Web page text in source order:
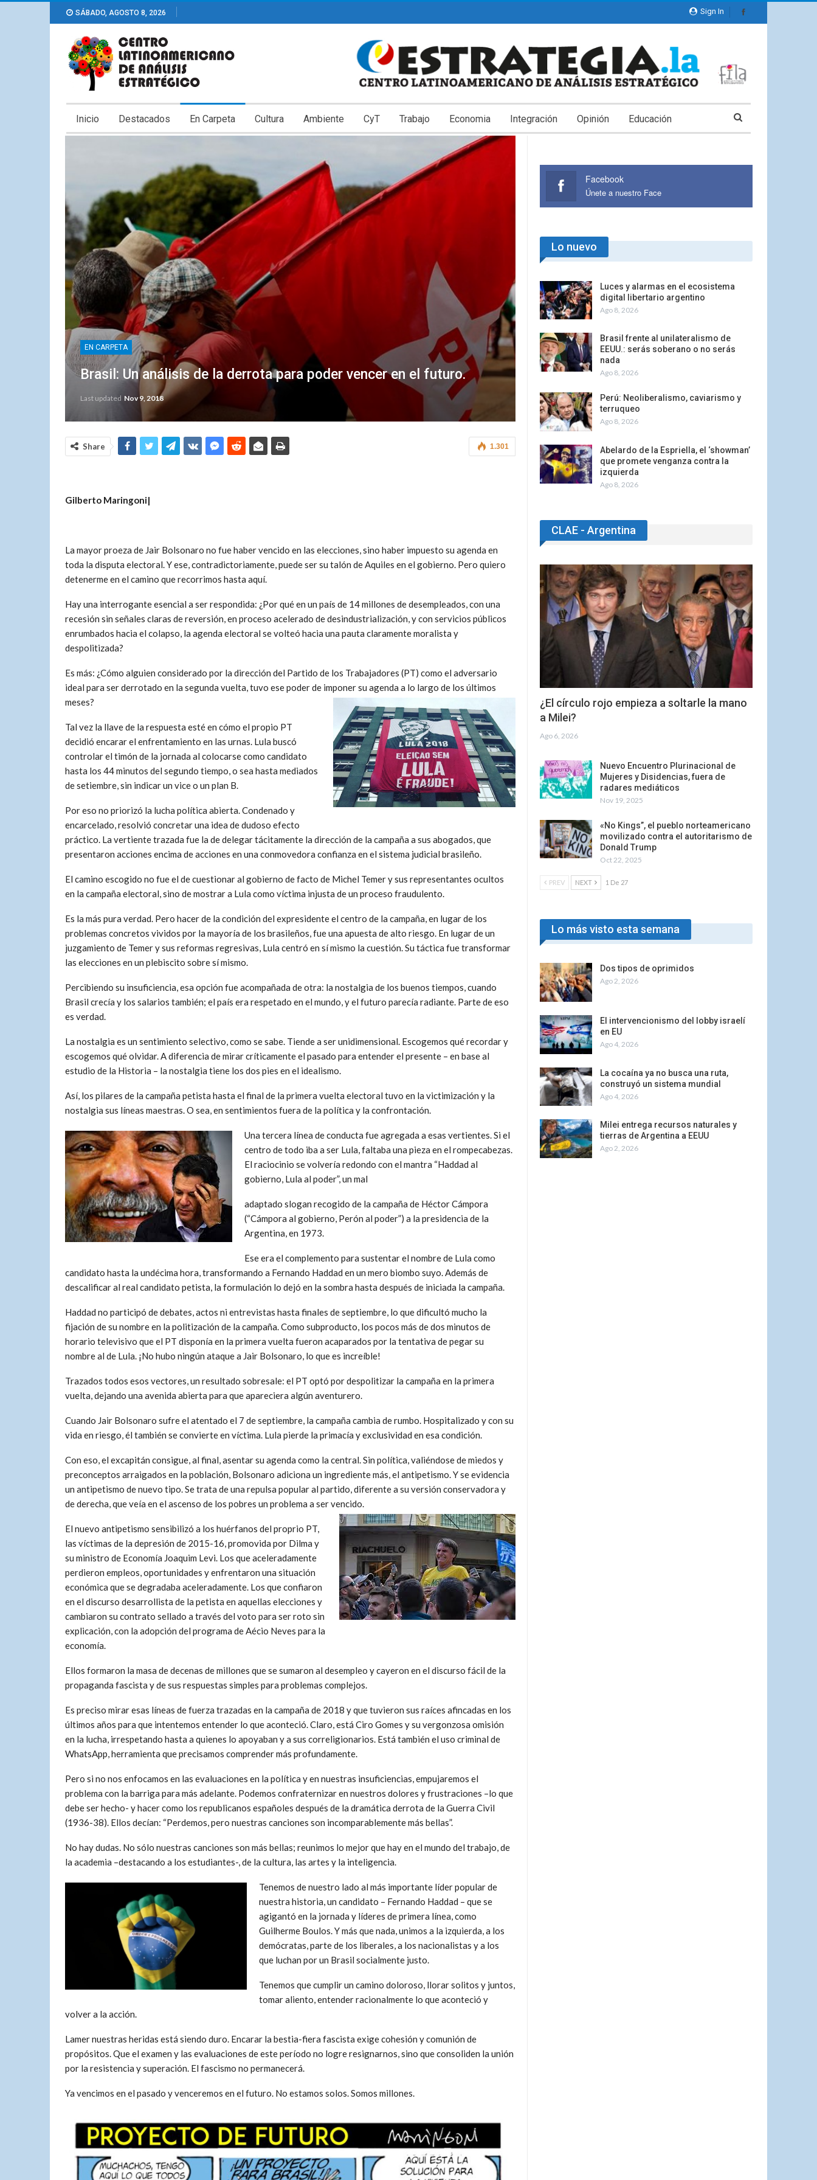
Sign In
SÁBADO, AGOSTO 8, 2026
Inicio Destacados En Carpeta Cultura Ambiente CyT Trabajo Economia Integración Opinión Educación
EN CARPETA
Brasil: Un análisis de la derrota para poder vencer en el futuro.
Last updated Nov 9, 2018
1.301
Share
Gilberto Maringoni|
La mayor proeza de Jair Bolsonaro no fue haber vencido en las elecciones, sino haber impuesto su agenda en
toda la disputa electoral. Y ese, contradictoriamente, puede ser su talón de Aquiles en el gobierno. Pero quiero
detenerme en el camino que recorrimos hasta aquí.
Hay una interrogante esencial a ser respondida: ¿Por qué en un país de 14 millones de desempleados, con una
recesión sin señales claras de reversión, en proceso acelerado de desindustrialización, y con servicios públicos
enrumbados hacia el colapso, la agenda electoral se volteó hacia una pauta claramente moralista y
despolitizada?
Es más: ¿Cómo alguien considerado por la dirección del Partido de los Trabajadores (PT) como el adversario
ideal para ser derrotado en la segunda vuelta, tuvo ese poder de imponer su agenda a lo largo de los últimos
meses?
Tal vez la llave de la respuesta esté en cómo el propio PT
decidió encarar el enfrentamiento en las urnas. Lula buscó
controlar el timón de la jornada al colocarse como candidato
hasta los 44 minutos del segundo tiempo, o sea hasta mediados
de setiembre, sin indicar un vice o un plan B.
Por eso no priorizó la lucha política abierta. Condenado y
encarcelado, resolvió concretar una idea de dudoso efecto
práctico. La vertiente trazada fue la de delegar tácitamente la dirección de la campaña a sus abogados, que
presentaron acciones encima de acciones en una conmovedora confianza en el sistema judicial brasileño.
El camino escogido no fue el de cuestionar al gobierno de facto de Michel Temer y sus representantes ocultos
en la campaña electoral, sino de mostrar a Lula como víctima injusta de un proceso fraudulento.
Es la más pura verdad. Pero hacer de la condición del expresidente el centro de la campaña, en lugar de los
problemas concretos vividos por la mayoría de los brasileños, fue una apuesta de alto riesgo. En lugar de un
juzgamiento de Temer y sus reformas regresivas, Lula centró en sí mismo la cuestión. Su táctica fue transformar
las elecciones en un plebiscito sobre sí mismo.
Percibiendo su insuficiencia, esa opción fue acompañada de otra: la nostalgia de los buenos tiempos, cuando
Brasil crecía y los salarios también; el país era respetado en el mundo, y el futuro parecía radiante. Parte de eso
es verdad.
La nostalgia es un sentimiento selectivo, como se sabe. Tiende a ser unidimensional. Escogemos qué recordar y
escogemos qué olvidar. A diferencia de mirar críticamente el pasado para entender el presente – en base al
estudio de la Historia – la nostalgia tiene los dos pies en el idealismo.
Así, los pilares de la campaña petista hasta el final de la primera vuelta electoral tuvo en la victimización y la
nostalgia sus líneas maestras. O sea, en sentimientos fuera de la política y la confrontación.
Una tercera línea de conducta fue agregada a esas vertientes. Si el
centro de todo iba a ser Lula, faltaba una pieza en el rompecabezas.
El raciocinio se volvería redondo con el mantra “Haddad al
gobierno, Lula al poder”, un mal
adaptado slogan recogido de la campaña de Héctor Cámpora
(“Cámpora al gobierno, Perón al poder”) a la presidencia de la
Argentina, en 1973.
Ese era el complemento para sustentar el nombre de Lula como
candidato hasta la undécima hora, transformando a Fernando Haddad en un mero biombo suyo. Además de
descalificar al real candidato petista, la formulación lo dejó en la sombra hasta después de iniciada la campaña.
Haddad no participó de debates, actos ni entrevistas hasta finales de septiembre, lo que dificultó mucho la
fijación de su nombre en la politización de la campaña. Como subproducto, los pocos más de dos minutos de
horario televisivo que el PT disponía en la primera vuelta fueron acaparados por la tentativa de pegar su
nombre al de Lula. ¡No hubo ningún ataque a Jair Bolsonaro, lo que es increíble!
Trazados todos esos vectores, un resultado sobresale: el PT optó por despolitizar la campaña en la primera
vuelta, dejando una avenida abierta para que apareciera algún aventurero.
Cuando Jair Bolsonaro sufre el atentado el 7 de septiembre, la campaña cambia de rumbo. Hospitalizado y con su
vida en riesgo, él también se convierte en víctima. Lula pierde la primacía y exclusividad en esa condición.
Con eso, el excapitán consigue, al final, asentar su agenda como la central. Sin política, valiéndose de miedos y
preconceptos arraigados en la población, Bolsonaro adiciona un ingrediente más, el antipetismo. Y se evidencia
un antipetismo de nuevo tipo. Se trata de una repulsa popular al partido, diferente a su versión conservadora y
de derecha, que veía en el ascenso de los pobres un problema a ser vencido.
El nuevo antipetismo sensibilizó a los huérfanos del proprio PT,
las víctimas de la depresión de 2015-16, promovida por Dilma y
su ministro de Economía Joaquim Levi. Los que aceleradamente
perdieron empleos, oportunidades y enfrentaron una situación
económica que se degradaba aceleradamente. Los que confiaron
en el discurso desarrollista de la petista en aquellas elecciones y
cambiaron su contrato sellado a través del voto para ser roto sin
explicación, con la adopción del programa de Aécio Neves para la
economía.
Ellos formaron la masa de decenas de millones que se sumaron al desempleo y cayeron en el discurso fácil de la
propaganda fascista y de sus respuestas simples para problemas complejos.
Es preciso mirar esas líneas de fuerza trazadas en la campaña de 2018 y que tuvieron sus raíces afincadas en los
últimos años para que intentemos entender lo que aconteció. Claro, está Ciro Gomes y su vergonzosa omisión
en la lucha, irrespetando hasta a quienes lo apoyaban y a sus correligionarios. Está también el uso criminal de
WhatsApp, herramienta que precisamos comprender más profundamente.
Pero si no nos enfocamos en las evaluaciones en la política y en nuestras insuficiencias, empujaremos el
problema con la barriga para más adelante. Podemos confraternizar en nuestros dolores y frustraciones –lo que
debe ser hecho- y hacer como los republicanos españoles después de la dramática derrota de la Guerra Civil
(1936-38). Ellos decían: “Perdemos, pero nuestras canciones son incomparablemente más bellas”.
No hay dudas. No sólo nuestras canciones son más bellas; reunimos lo mejor que hay en el mundo del trabajo, de
la academia –destacando a los estudiantes-, de la cultura, las artes y la inteligencia.
Tenemos de nuestro lado al más importante líder popular de
nuestra historia, un candidato – Fernando Haddad – que se
agigantó en la jornada y líderes de primera línea, como
Guilherme Boulos. Y más que nada, unimos a la izquierda, a los
demócratas, parte de los liberales, a los nacionalistas y a los
que luchan por un Brasil socialmente justo.
Tenemos que cumplir un camino doloroso, llorar solitos y juntos,
tomar aliento, entender racionalmente lo que aconteció y
volver a la acción.
Lamer nuestras heridas está siendo duro. Encarar la bestia-fiera fascista exige cohesión y comunión de
propósitos. Que el examen y las evaluaciones de este período no logre resignarnos, sino que consoliden la unión
por la resistencia y superación. El fascismo no permanecerá.
Ya vencimos en el pasado y venceremos en el futuro. No estamos solos. Somos millones.
Facebook
Únete a nuestro Face
Lo nuevo
Luces y alarmas en el ecosistema
digital libertario argentino
Ago 8, 2026
Brasil frente al unilateralismo de
EEUU.: serás soberano o no serás
nada
Ago 8, 2026
Perú: Neoliberalismo, caviarismo y
terruqueo
Ago 8, 2026
Abelardo de la Espriella, el ‘showman’
que promete venganza contra la
izquierda
Ago 8, 2026
CLAE - Argentina
¿El círculo rojo empieza a soltarle la mano
a Milei?
Ago 6, 2026
Nuevo Encuentro Plurinacional de
Mujeres y Disidencias, fuera de
radares mediáticos
Nov 19, 2025
«No Kings”, el pueblo norteamericano
movilizado contra el autoritarismo de
Donald Trump
Oct 22, 2025
PREV NEXT 1 De 27
Lo más visto esta semana
Dos tipos de oprimidos
Ago 2, 2026
El intervencionismo del lobby israelí
en EU
Ago 4, 2026
La cocaína ya no busca una ruta,
construyó un sistema mundial
Ago 4, 2026
Milei entrega recursos naturales y
tierras de Argentina a EEUU
Ago 2, 2026